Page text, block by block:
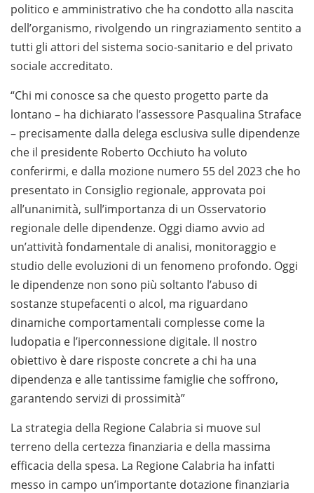
politico e amministrativo che ha condotto alla nascita
dell’organismo, rivolgendo un ringraziamento sentito a
tutti gli attori del sistema socio-sanitario e del privato
sociale accreditato.
“Chi mi conosce sa che questo progetto parte da
lontano – ha dichiarato l’assessore Pasqualina Straface
– precisamente dalla delega esclusiva sulle dipendenze
che il presidente Roberto Occhiuto ha voluto
conferirmi, e dalla mozione numero 55 del 2023 che ho
presentato in Consiglio regionale, approvata poi
all’unanimità, sull’importanza di un Osservatorio
regionale delle dipendenze. Oggi diamo avvio ad
un’attività fondamentale di analisi, monitoraggio e
studio delle evoluzioni di un fenomeno profondo. Oggi
le dipendenze non sono più soltanto l’abuso di
sostanze stupefacenti o alcol, ma riguardano
dinamiche comportamentali complesse come la
ludopatia e l’iperconnessione digitale. Il nostro
obiettivo è dare risposte concrete a chi ha una
dipendenza e alle tantissime famiglie che soffrono,
garantendo servizi di prossimità”
La strategia della Regione Calabria si muove sul
terreno della certezza finanziaria e della massima
efficacia della spesa. La Regione Calabria ha infatti
messo in campo un’importante dotazione finanziaria